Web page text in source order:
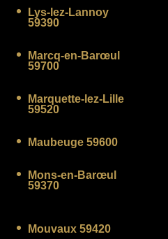
Lys-lez-Lannoy
59390
Marcq-en-Barœul
59700
Marquette-lez-Lille
59520
Maubeuge 59600
Mons-en-Barœul
59370
Mouvaux 59420